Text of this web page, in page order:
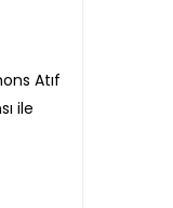
Atıf
ile